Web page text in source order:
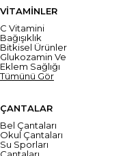
VİTAMİNLER
C Vitamini
Bağışıklık
Bitkisel Ürünler
Glukozamin Ve
Eklem Sağlığı
Tümünü Gör
ÇANTALAR
Bel Çantaları
Okul Çantaları
Su Sporları